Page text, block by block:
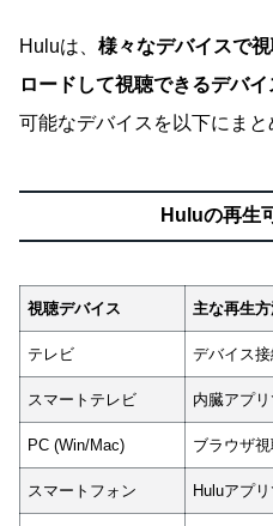
Huluは、 様々なデバイスで
ロードして視聴できるデバ
可能なデバイスを以下にまと
Huluの再生
視聴デバイス 主な再生
テレビ デバイス
スマートテレビ 内臓アプ
PC (Win/Mac) ブラウザ
スマートフォン Huluアプ